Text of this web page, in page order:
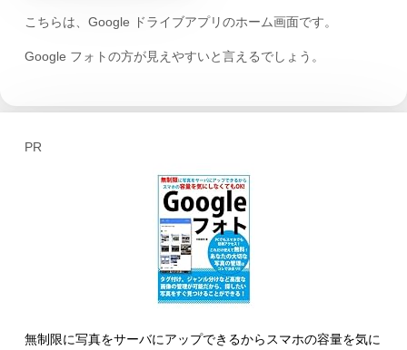
こちらは、Google ドライブアプリのホーム画面です。
Google フォトの方が見えやすいと言えるでしょう。
PR
無制限に写真をサーバにアップできるからスマホの容量を気に